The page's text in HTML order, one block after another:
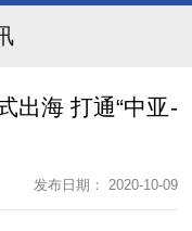
出海 打通“中亚-
发布日期： 2020-10-09